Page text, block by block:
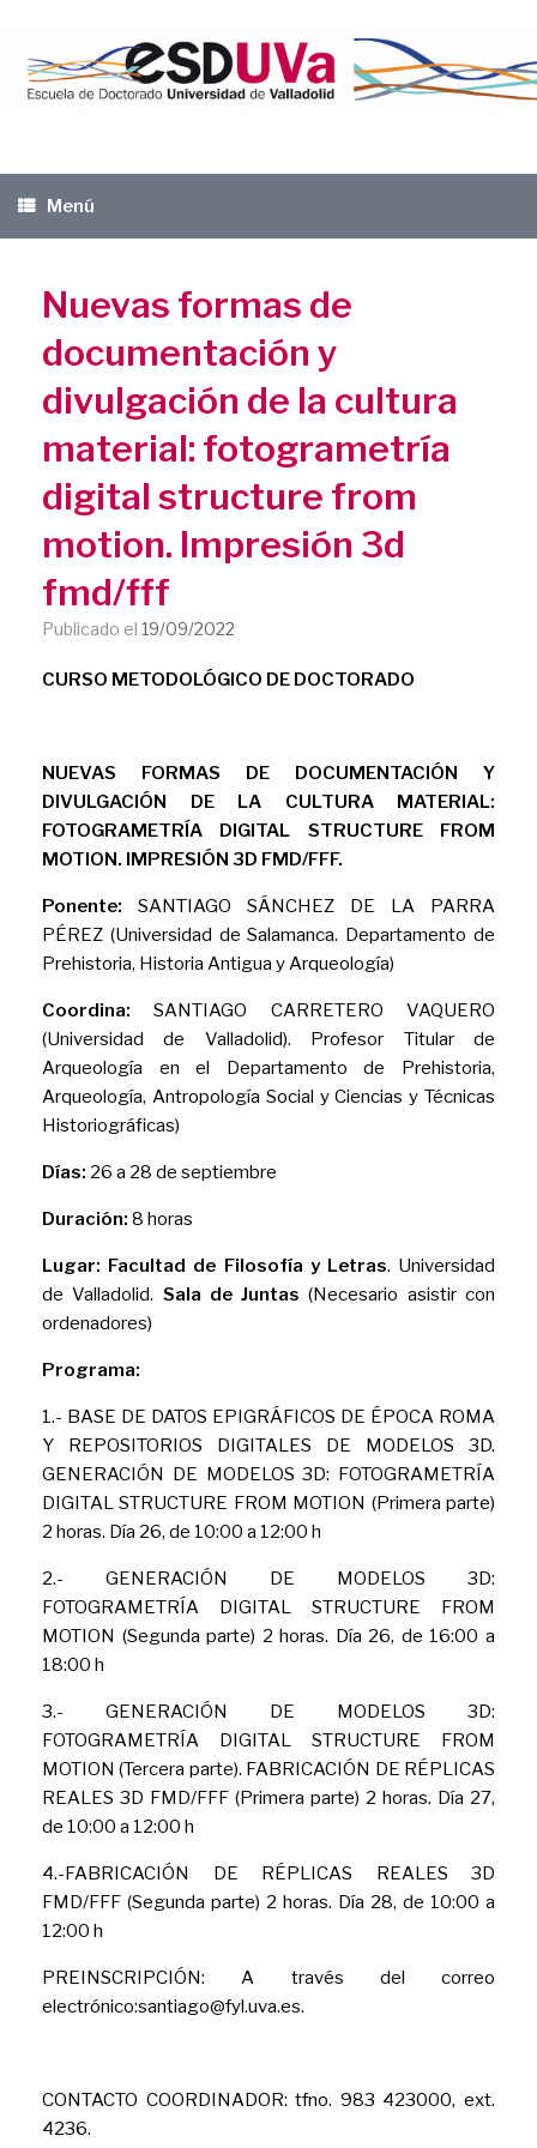
contenido
Menú
Nuevas formas de
documentación y
divulgación de la cultura
material: fotogrametría
digital structure from
motion. Impresión 3d
fmd/fff
Publicado el 19/09/2022
CURSO METODOLÓGICO DE DOCTORADO
NUEVAS FORMAS DE DOCUMENTACIÓN Y
DIVULGACIÓN DE LA CULTURA MATERIAL:
FOTOGRAMETRÍA DIGITAL STRUCTURE FROM
MOTION. IMPRESIÓN 3D FMD/FFF.
Ponente: SANTIAGO SÁNCHEZ DE LA PARRA
PÉREZ (Universidad de Salamanca. Departamento de
Prehistoria, Historia Antigua y Arqueología)
Coordina: SANTIAGO CARRETERO VAQUERO
(Universidad de Valladolid). Profesor Titular de
Arqueología en el Departamento de Prehistoria,
Arqueología, Antropología Social y Ciencias y Técnicas
Historiográficas)
Días: 26 a 28 de septiembre
Duración: 8 horas
Lugar: Facultad de Filosofía y Letras. Universidad
de Valladolid. Sala de Juntas (Necesario asistir con
ordenadores)
Programa:
1.- BASE DE DATOS EPIGRÁFICOS DE ÉPOCA ROMA
Y REPOSITORIOS DIGITALES DE MODELOS 3D.
GENERACIÓN DE MODELOS 3D: FOTOGRAMETRÍA
DIGITAL STRUCTURE FROM MOTION (Primera parte)
2 horas. Día 26, de 10:00 a 12:00 h
2.- GENERACIÓN DE MODELOS 3D:
FOTOGRAMETRÍA DIGITAL STRUCTURE FROM
MOTION (Segunda parte) 2 horas. Día 26, de 16:00 a
18:00 h
3.- GENERACIÓN DE MODELOS 3D:
FOTOGRAMETRÍA DIGITAL STRUCTURE FROM
MOTION (Tercera parte). FABRICACIÓN DE RÉPLICAS
REALES 3D FMD/FFF (Primera parte) 2 horas. Día 27,
de 10:00 a 12:00 h
4.-FABRICACIÓN DE RÉPLICAS REALES 3D
FMD/FFF (Segunda parte) 2 horas. Día 28, de 10:00 a
12:00 h
PREINSCRIPCIÓN: A través del correo
electrónico:santiago@fyl.uva.es.
CONTACTO COORDINADOR: tfno. 983 423000, ext.
4236.